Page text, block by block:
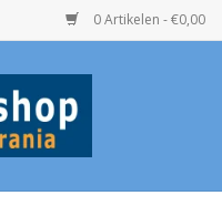
0 Artikelen - €0,00